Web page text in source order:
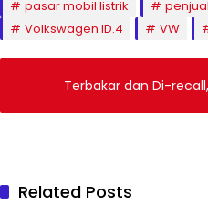
pasar mobil listrik
Volkswagen ID.4
VW
Terbakar dan Di-
Related Posts